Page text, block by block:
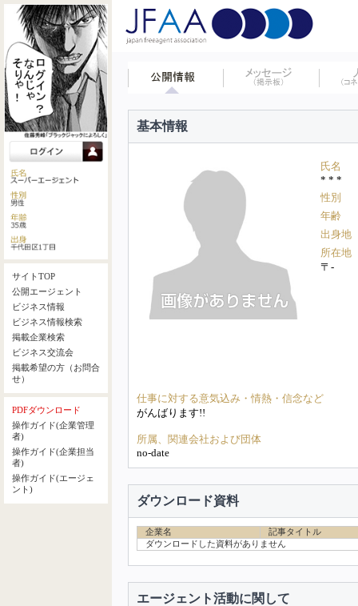
サイトTOP
公開エージェント
ビジネス情報
ビジネス情報検索
掲載企業検索
ビジネス交流会
掲載希望の方（お問合
せ）
PDFダウンロード
操作ガイド(企業管理
者)
操作ガイド(企業担当
者)
操作ガイド(エージェ
ント)
基本情報
氏名
* * *
性別
年齢
出身地
所在地
〒-
仕事に対する意気込み・情熱・信念など
がんばります!!
所属、関連会社および団体
no-date
ダウンロード資料
企業名
記事タイトル
ダウンロードした資料がありません
エージェント活動に関して